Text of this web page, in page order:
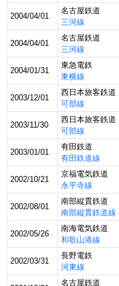
2004/04/01
名古屋鉄道
三河線
2004/04/01
名古屋鉄道
三河線
2004/01/31
東急電鉄
東横線
2003/12/01
西日本旅客鉄道
可部線
2003/11/30
西日本旅客鉄道
可部線
2003/01/01
有田鉄道
有田鉄道線
2002/10/21
京福電気鉄道
永平寺線
2002/08/01
南部縦貫鉄道
南部縦貫鉄道線
2002/05/26
南海電気鉄道
和歌山港線
2002/03/31
長野電鉄
河東線
名古屋鉄道